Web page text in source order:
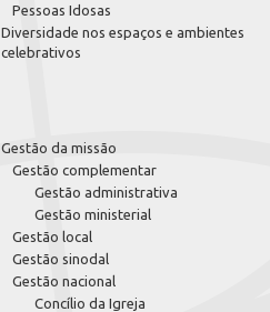
Pessoas Idosas
Diversidade nos espaços e ambientes
celebrativos
Gestão da missão
Gestão complementar
Gestão administrativa
Gestão ministerial
Gestão local
Gestão sinodal
Gestão nacional
Concílio da Igreja